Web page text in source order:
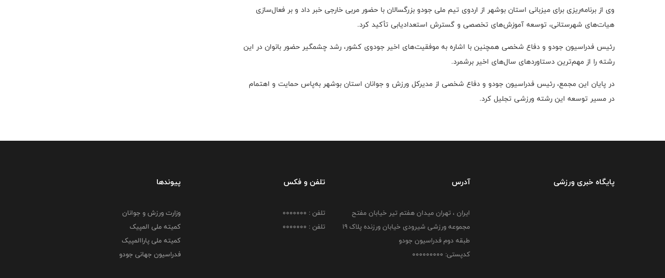
وی از برنامه‌ریزی برای میزبانی استان بوشهر از اردوی تیم ملی جودو بزرگسالان با حضور مربی خارجی خبر داد و بر فعال‌سازی
هیات‌های شهرستانی، توسعه آموزش‌های تخصصی و گسترش استعدادیابی تأکید کرد.
رئیس فدراسیون جودو و دفاع شخصی همچنین با اشاره به موفقیت‌های اخیر جودوی کشور، رشد چشمگیر حضور بانوان در این
رشته را از مهم‌ترین دستاوردهای سال‌های اخیر برشمرد.
در پایان این مجمع، رئیس فدراسیون جودو و دفاع شخصی از مدیرکل ورزش و جوانان استان بوشهر به‌پاس حمایت و اهتمام
در مسیر توسعه این رشته ورزشی تجلیل کرد.
پایگاه خبری ورزشی آدرس
ایران ، تهران میدان هفتم تیر خیابان مفتح
مجموعه ورزشی شیرودی خیابان ورزنده پلاک ۱۹
طبقه دوم فدراسیون جودو
کدپستی: 000000000
تلفن و فکس
تلفن : 0000000
تلفن : 0000000
پیوندها
وزارت ورزش و جوانان
کمیته ملی المپیک
کمیته ملی پاراالمپیک
فدراسیون جهانی جودو